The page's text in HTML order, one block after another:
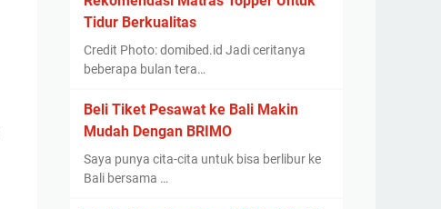
Tidur Berkualitas
Credit Photo: domibed.id Jadi ceritanya
beberapa bulan tera…
Beli Tiket Pesawat ke Bali Makin
Mudah Dengan BRIMO
Saya punya cita-cita untuk bisa berlibur ke
Bali bersama …